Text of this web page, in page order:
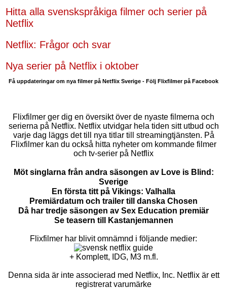
Hitta alla svenskspråkiga filmer och serier på
Netflix
Netflix: Frågor och svar
Nya serier på Netflix i oktober
Få uppdateringar om nya filmer på Netflix Sverige - Följ Flixfilmer på Facebook
Flixfilmer ger dig en översikt över de nyaste filmerna och
serierna på Netflix. Netflix utvidgar hela tiden sitt utbud och
varje dag läggs det till nya titlar till streamingtjänsten. På
Flixfilmer kan du också hitta nyheter om kommande filmer
och tv-serier på Netflix
Möt singlarna från andra säsongen av Love is Blind:
Sverige
En första titt på Vikings: Valhalla
Premiärdatum och trailer till danska Chosen
Då har tredje säsongen av Sex Education premiär
Se teasern till Kastanjemannen
Flixfilmer har blivit omnämnd i följande medier:
+ Komplett, IDG, M3 m.fl.
Denna sida är inte associerad med Netflix, Inc. Netflix är ett
registrerat varumärke